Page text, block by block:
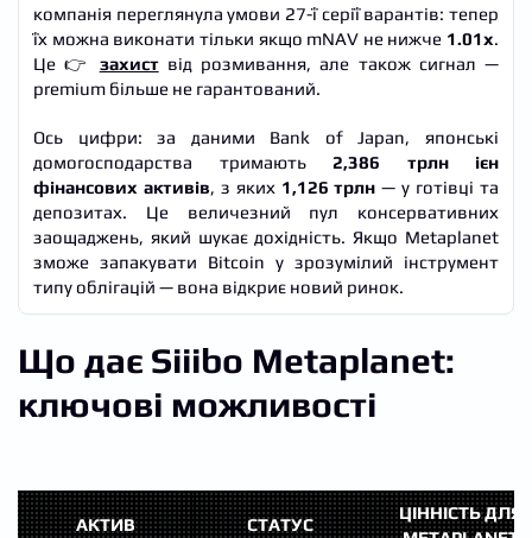
компанія переглянула умови 27-ї серії варантів: тепер
їх можна виконати тільки якщо mNAV не нижче 1.01x.
Це 👉 захиствід розмивання, але також сигнал —
premium більше не гарантований.
Ось цифри: за даними Bank of Japan, японські
домогосподарства тримають 2,386 трлн ієн
фінансових активів, з яких 1,126 трлн — у готівці та
депозитах. Це величезний пул консервативних
заощаджень, який шукає дохідність. Якщо Metaplanet
зможе запакувати Bitcoin у зрозумілий інструмент
типу облігацій — вона відкриє новий ринок.
Що дає Siiibo Metaplanet:
ключові можливості
АКТИВ СТАТУС
ЦІННІСТЬ ДЛЯ